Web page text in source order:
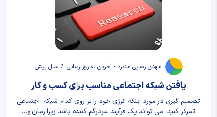
مهدی رضایی منفرد - آخرین به روز رسانی: 2 سال پیش
یافتن شبکه اجتماعی مناسب برای کسب و کار
تصمیم گیری در مورد اینکه انرژی خود را بر روی کدام شبکه اجتماعی
تمرکز کنید، می تواند یک فرآیند سردرگم کننده باشد زیرا زمان و…